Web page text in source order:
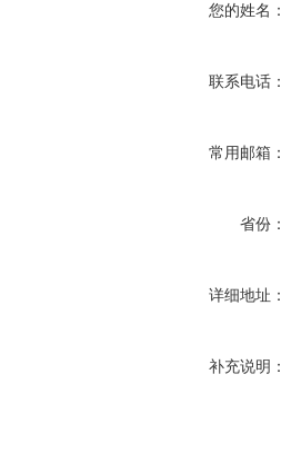
您的姓名：
联系电话：
常用邮箱：
省份：
详细地址：
补充说明：